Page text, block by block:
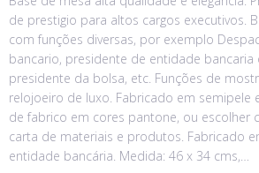
de prestigio para altos cargos executivos.
com funções diversas, por exemplo
bancario, presidente de entidade bancaria
presidente da bolsa, etc. Funções de
relojoeiro de luxo. Fabricado em semipele
de fabrico em cores pantone, ou escolher
carta de materiais e produtos. Fabricado
entidade bancária. Medida: 46 x 34 cms,…